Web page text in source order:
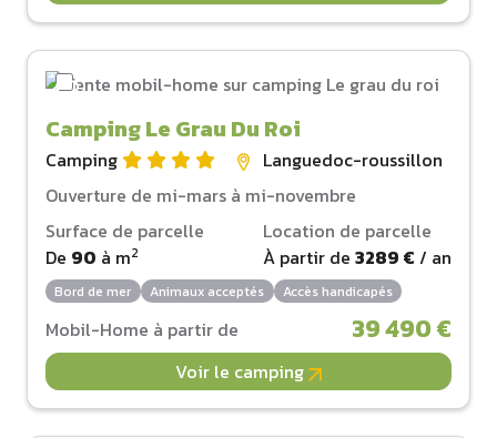
Camping Le Grau Du Roi
Camping
Languedoc-roussillon
Ouverture de mi-mars à mi-novembre
Surface de parcelle
De 90 à m2
Location de parcelle
À partir de 3289 € / an
Bord de mer Animaux acceptés Accès handicapés
Mobil-Home à partir de 39 490 €
Voir le camping